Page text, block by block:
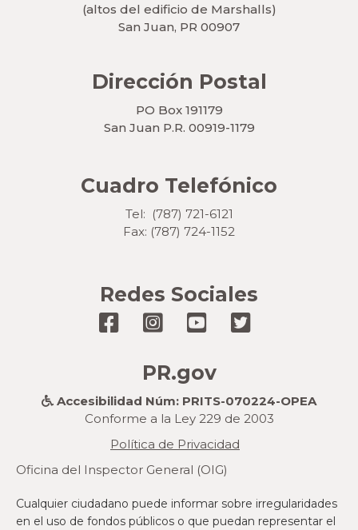
(altos del edificio de Marshalls)
San Juan, PR 00907
Dirección Postal
PO Box 191179
San Juan P.R. 00919-1179
Cuadro Telefónico
Tel: (787) 721-6121
Fax: (787) 724-1152
Redes Sociales
   
PR.gov
 Accesibilidad Núm: PRITS-070224-OPEA
Conforme a la Ley 229 de 2003
Política de Privacidad
Oficina del Inspector General (OIG)
Cualquier ciudadano puede informar sobre irregularidades
en el uso de fondos públicos o que puedan representar el